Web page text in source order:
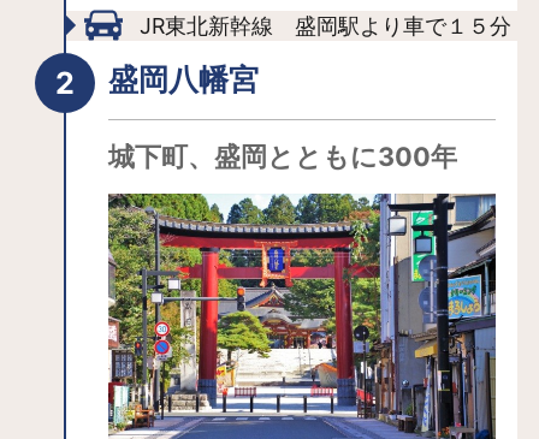
す。盛岡駅では「はやぶさとこまち」
出来ます。列車に手を振ったり、一緒
に写真撮影をしてみませんか。ルール
を守って是非ご見学ください。
連結 ：11番線（上りホーム）東京行
き切り離し：14番線（下りホーム）秋
田・新青森（新函館北斗）行き時刻表
などでダイヤをご確認の上、ご来駅く
ださい。※時刻表では「はやぶさ・こま
ち◯号」が目印
JR東北新幹線 盛岡駅より車で１５分
盛岡八幡宮
城下町、盛岡とともに300年